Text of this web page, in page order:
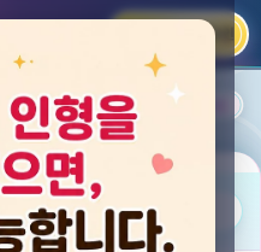
카카오 로그인
변 즐겨찾기